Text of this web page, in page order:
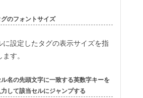
グのフォントサイズ
に設定したタグの表示サイズを指
ます。
名の先頭文字に一致する英数字キーを
力して該当セルにジャンプする